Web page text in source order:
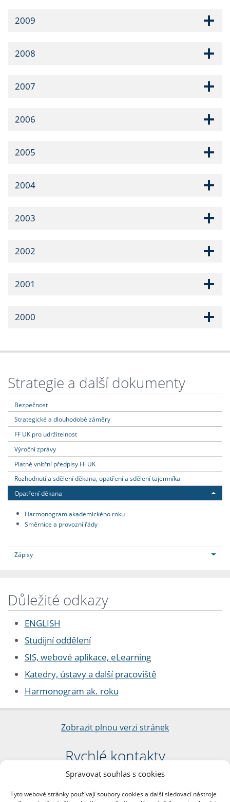
Spravovat souhlas s cookies
Tyto webové stránky používají soubory cookies a další sledovací nástroje
2009
2008
2007
2006
2005
2004
2003
2002
2001
2000
Strategie a další dokumenty
Bezpečnost
Strategické a dlouhodobé záměry
FF UK pro udržitelnost
Výroční zprávy
Platné vnitřní předpisy FF UK
Rozhodnutí a sdělení děkana, opatření a sdělení tajemníka
Opatření děkana
Harmonogram akademického roku
Směrnice a provozní řády
Zápisy
Důležité odkazy
ENGLISH
Studijní oddělení
SIS, webové aplikace, eLearning
Katedry, ústavy a další pracoviště
Harmonogram ak. roku
Zobrazit plnou verzi stránek
Rychlé kontakty
Filozofická fakulta
nám. Jana Palacha 1/2